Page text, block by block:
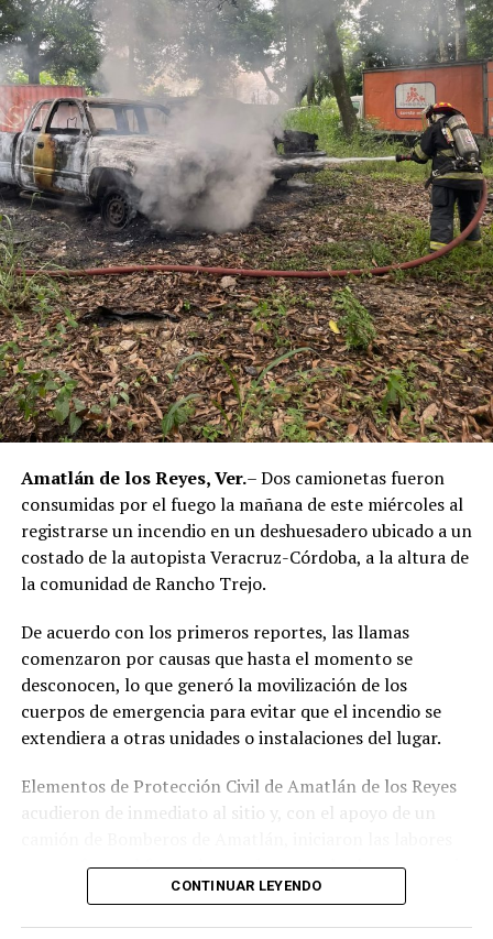
Municipal de Coscomatepec durante la administración
del alcalde de Movimiento Ciudadano, Armando Reyes
Muñoz, y permanecerán recluidos en el Centro de
Reinserción Social de Mediana Seguridad de La Toma, en
Amatlán de los Reyes, donde cumplirán la condena.
Aunque durante el operativo fueron detenidos siete
policías municipales, la sentencia dada a conocer
corresponde únicamente a seis de ellos. Hasta el
momento, las autoridades no han informado la situación
jurídica del séptimo implicado.
El caso evidenció presuntas irregularidades dentro de la
corporación policiaca y motivó la intervención de
autoridades estatales y federales, en un contexto de
reforzamiento de las investigaciones contra servidores
públicos relacionados con actividades ilícitas en la
La sentencia representa uno de los primeros fallos
derivados de aquel operativo y confirma la
responsabilidad penal de los exuniformados por delitos
relacionados con la posesión de droga y el
públicos.
Amatlán de los Reyes, Ver.– Dos camionetas fueron
consumidas por el fuego la mañana de este miércoles al
registrarse un incendio en un deshuesadero ubicado a un
costado de la autopista Veracruz-Córdoba, a la altura de
la comunidad de Rancho Trejo.
De acuerdo con los primeros reportes, las llamas
comenzaron por causas que hasta el momento se
desconocen, lo que generó la movilización de los
cuerpos de emergencia para evitar que el incendio se
extendiera a otras unidades o instalaciones del lugar.
Elementos de Protección Civil de Amatlán de los Reyes
acudieron de inmediato al sitio y, con el apoyo de un
para sofocar el fuego, logrando controlar la emergencia
tras varios minutos de trabajo.
CONTINUAR LEYENDO